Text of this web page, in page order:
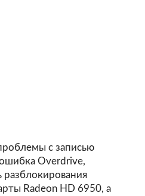
с записью
Overdrive,
Radeon HD 6950, а